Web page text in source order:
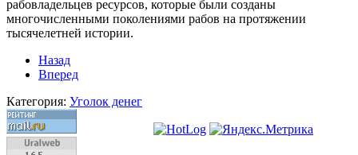
рабовладельцев ресурсов, которые были созданы
многочисленными поколениями рабов на протяжении
тысячелетней истории.
Назад
Вперед
Категория: Уголок денег